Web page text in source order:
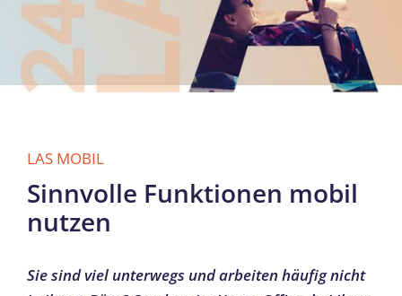
LAS MOBIL
Sinnvolle Funktionen mobil
nutzen
Sie sind viel unterwegs und arbeiten häufig nicht